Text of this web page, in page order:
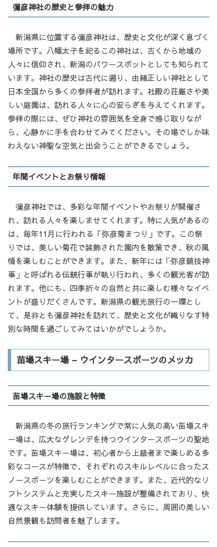
彌彦神社の歴史と参拝の魅力
新潟県に位置する彌彦神社は、歴史と文化が深く息づく
場所です。八幡太子を祀るこの神社は、古くから地域の
人々に信仰され、新潟のパワースポットとしても知られて
います。神社の歴史は古代に遡り、由緒正しい神社として
日本全国から多くの参拝者が訪れます。社殿の荘厳さや美
しい庭園は、訪れる人々に心の安らぎを与えてくれます。
参拝の際には、ぜひ神社の雰囲気を全身で感じ取りなが
ら、心静かに手を合わせてみてください。その場でしか味
わえない神聖な空気と出会うことができるでしょう。
年間イベントとお祭り情報
彌彦神社では、多彩な年間イベントやお祭りが開催さ
れ、訪れる人々を楽しませてくれます。特に人気があるの
は、毎年11月に行われる「弥彦菊まつり」です。この祭
りでは、美しい菊花で装飾された園内を散策でき、秋の風
情を楽しむことができます。また、新年には「弥彦競技神
事」と呼ばれる伝統行事が執り行われ、多くの観光客が訪
れます。他にも、四季折々の自然と共に楽しむ様々なイベ
ントが盛りだくさんです。新潟県の観光旅行の一環とし
て、是非とも彌彦神社を訪れて、歴史と文化が織りなす特
別な時間を過ごしてみてはいかがでしょうか。
苗場スキー場 – ウインタースポーツのメッカ
苗場スキー場の施設と特徴
新潟県の冬の旅行ランキングで常に人気の高い苗場スキ
ー場は、広大なゲレンデを持つウインタースポーツの聖地
です。苗場スキー場は、初心者から上級者まで楽しめる多
彩なコースが特徴で、それぞれのスキルレベルに合ったス
ノースポーツを楽しむことができます。また、近代的なリ
フトシステムと充実したスキー施設が整備されており、快
適なスキー体験を提供しています。さらに、周囲の美しい
自然景観も訪問者を魅了します。